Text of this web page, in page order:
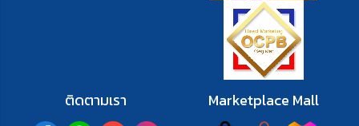
ติดตามเรา Marketplace Mall